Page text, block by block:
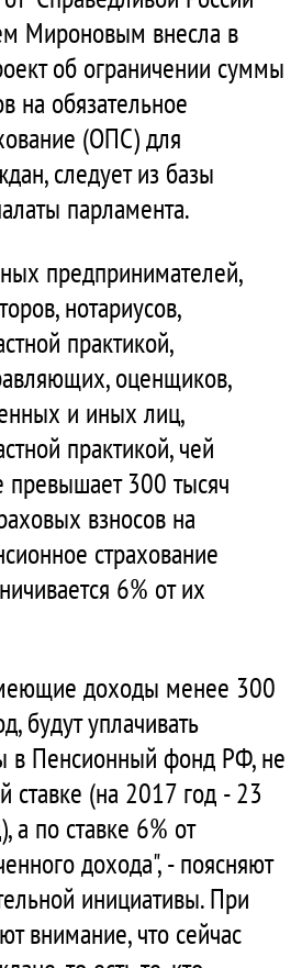
Мироновым внесла в
об ограничении суммы
на обязательное
(ОПС) для
следует из базы
парламента.
предпринимателей,
нотариусов,
практикой,
оценщиков,
и иных лиц,
практикой, чей
превышает 300 тысяч
взносов на
страхование
6% от их
доходы менее 300
будут уплачивать
в Пенсионный фонд РФ, не
ставке (на 2017 год - 23
а по ставке 6% от
дохода", - поясняют
инициативы. При
внимание, что сейчас